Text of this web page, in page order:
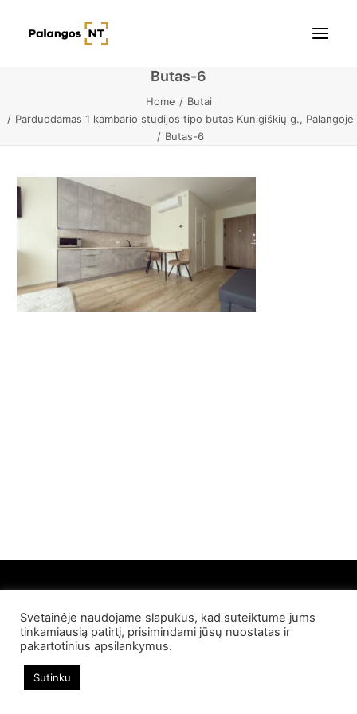
Pradžia
Namai / Kotedžai
Žemės sklypai
Kontaktai
Butas-6
Home
Butai
Parduodamas 1 kambario studijos tipo butas Kunigiškių g., Palangoje
Butas-6
© 2022 Palangos NT. Visos teisės saugomos
Svetainėje naudojame slapukus, kad suteiktume jums
tinkamiausią patirtį, prisimindami jūsų nuostatas ir
pakartotinius apsilankymus.
Sutinku